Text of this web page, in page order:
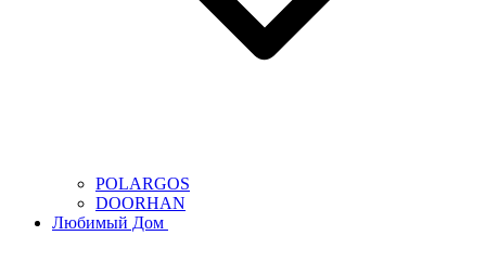
POLARGOS
DOORHAN
Любимый Дом